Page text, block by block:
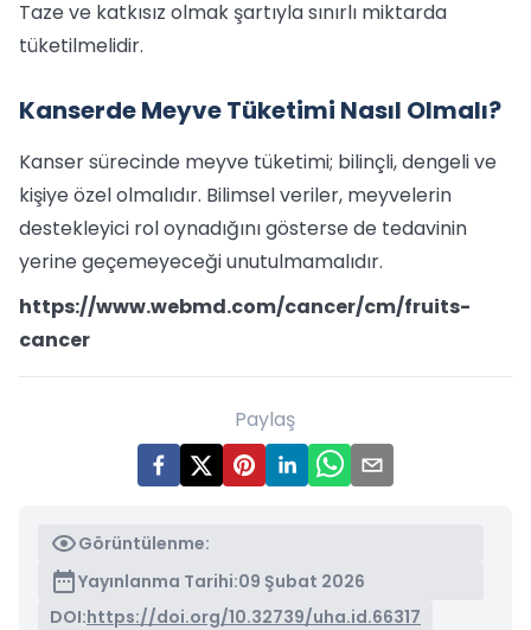
Taze ve katkısız olmak şartıyla sınırlı miktarda
tüketilmelidir.
Kanserde Meyve Tüketimi Nasıl Olmalı?
Kanser sürecinde meyve tüketimi; bilinçli, dengeli ve
kişiye özel olmalıdır. Bilimsel veriler, meyvelerin
destekleyici rol oynadığını gösterse de tedavinin
yerine geçemeyeceği unutulmamalıdır.
https://www.webmd.com/cancer/cm/fruits-
cancer
Paylaş
Görüntülenme:
Yayınlanma Tarihi:09 Şubat 2026
DOI:https://doi.org/10.32739/uha.id.66317